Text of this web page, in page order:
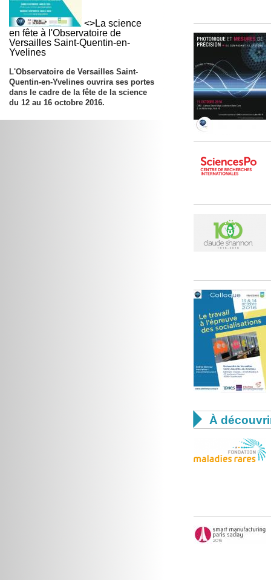
<>La science
en fête à l'Observatoire de
Versailles Saint-Quentin-en-
Yvelines
L'Observatoire de Versailles Saint-
Quentin-en-Yvelines ouvrira ses portes
dans le cadre de la fête de la science
du 12 au 16 octobre 2016.
 À